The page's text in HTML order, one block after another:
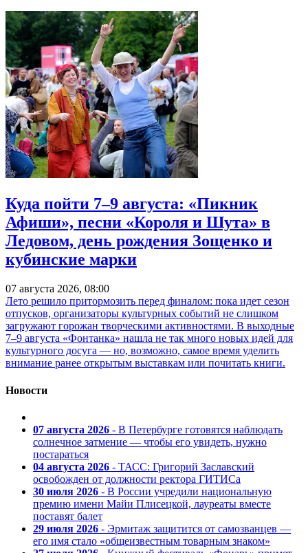
Куда пойти 7–9 августа: «Пикник
Афиши», песни «Короля и Шута» в
Ледовом, день рождения Зощенко и
кубинские марки
07 августа 2026, 08:00
Лето решило притормозить перед финалом: пока идет сезон
отпусков, организаторы культурных событий не слишком
загружают горожан творческими активностями. В выходные
7–9 августа «Фонтанка» нашла не так много новых идей для
культурного досуга — но, возможно, самое время уделить
внимание ранее открытым выставкам или почитать книги.
Новости
07 августа 2026 - В Петербурге готовятся наблюдать
солнечное затмение — чтобы его увидеть, нужно
постараться
04 августа 2026 - ТАСС: Григорий Заславский
освобожден от должности ректора ГИТИСа
30 июля 2026 - В России учредили национальную
премию имени Майи Плисецкой, лауреаты вместе
поставят балет
29 июля 2026 - Эрмитаж защитится от самозванцев —
его имя стало «общеизвестным товарным знаком»